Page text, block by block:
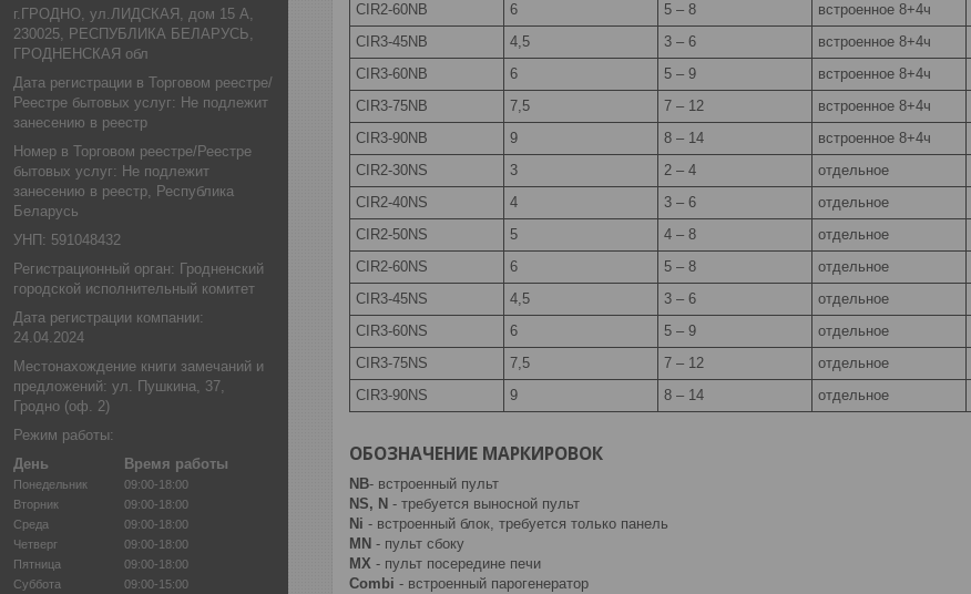
г.ГРОДНО, ул.ЛИДСКАЯ, дом 15 А,
230025, РЕСПУБЛИКА БЕЛАРУСЬ,
ГРОДНЕНСКАЯ обл
Дата регистрации в Торговом реестре/
Реестре бытовых услуг: Не подлежит
занесению в реестр
Номер в Торговом реестре/Реестре
бытовых услуг: Не подлежит
занесению в реестр, Республика
Беларусь
УНП: 591048432
Регистрационный орган: Гродненский
городской исполнительный комитет
Дата регистрации компании:
24.04.2024
Местонахождение книги замечаний и
предложений: ул. Пушкина, 37,
Гродно (оф. 2)
Режим работы:
День
Время работы
Понедельник
09:00-18:00
Вторник
09:00-18:00
Среда
09:00-18:00
Четверг
09:00-18:00
Пятница
09:00-18:00
Суббота
09:00-15:00
CIR2-60NB
6 5 – 8 встроенное 8+4ч
CIR3-45NB
4,5 3 – 6 встроенное 8+4ч
CIR3-60NB
6 5 – 9 встроенное 8+4ч
CIR3-75NB
7,5 7 – 12 встроенное 8+4ч
CIR3-90NB
9 8 – 14 встроенное 8+4ч
CIR2-30NS
3 2 – 4 отдельное
CIR2-40NS
4 3 – 6 отдельное
CIR2-50NS
5 4 – 8 отдельное
CIR2-60NS
6 5 – 8 отдельное
CIR3-45NS
4,5 3 – 6 отдельное
CIR3-60NS
6 5 – 9 отдельное
CIR3-75NS
7,5 7 – 12 отдельное
CIR3-90NS
9 8 – 14 отдельное
ОБОЗНАЧЕНИЕ МАРКИРОВОК
NB- встроенный пульт
NS, N - требуется выносной пульт
Ni - встроенный блок, требуется только панель
MN - пульт сбоку
MX - пульт посередине печи
Combi - встроенный парогенератор